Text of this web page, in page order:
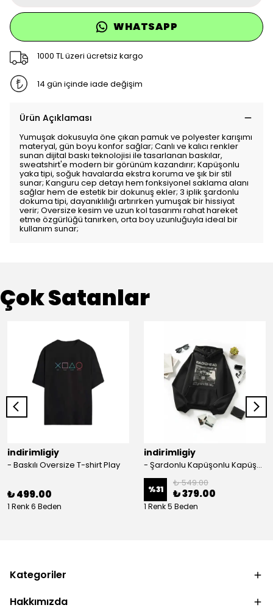
WHATSAPP
1000 TL üzeri ücretsiz kargo
14 gün içinde iade değişim
Ürün Açıklaması
Yumuşak dokusuyla öne çıkan pamuk ve polyester karışımı
materyal, gün boyu konfor sağlar; Canlı ve kalıcı renkler
sunan dijital baskı teknolojisi ile tasarlanan baskılar,
sweatshirt'e modern bir görünüm kazandırır; Kapüşonlu
yaka tipi, soğuk havalarda ekstra koruma ve şık bir stil
sunar; Kanguru cep detayı hem fonksiyonel saklama alanı
sağlar hem de estetik bir dokunuş ekler; 3 iplik şardonlu
dokuma tipi, dayanıklılığı artırırken yumuşak bir hissiyat
verir; Oversize kesim ve uzun kol tasarımı rahat hareket
etme özgürlüğü tanırken, orta boy uzunluğuyla ideal bir
kullanım sunar;
Çok Satanlar
indirimligiy
- Baskılı Oversize T-shirt Play
₺ 499.00
1 Renk 6 Beden
indirimligiy
- Şardonlu Kapüşonlu Kapüşonlu Kanguru Cep Oversize Lastik Paça Sweatshirt Takimi
%31
₺ 549.00
₺ 379.00
1 Renk 5 Beden
Kategoriler
Hakkımızda